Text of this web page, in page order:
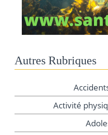
Autres Rubriques
Activité